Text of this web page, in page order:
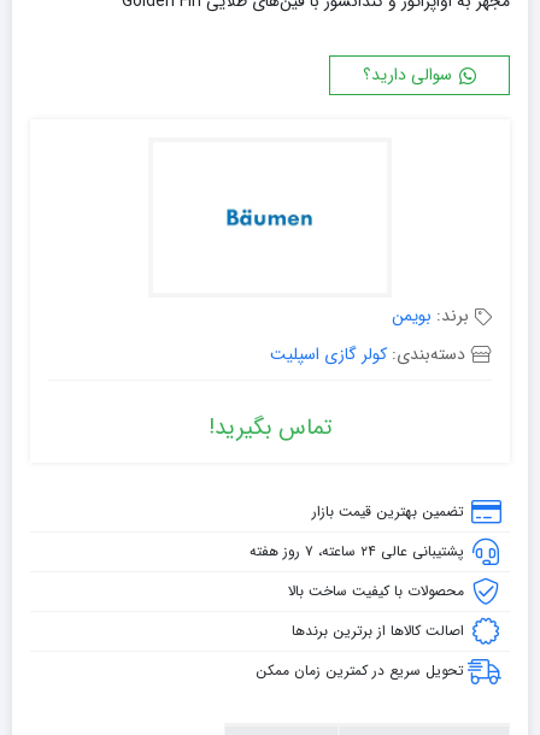
سوالی دارید؟
برند: بویمن
دسته‌بندی: کولر گازی اسپلیت
تماس بگیرید!
تضمین بهترین قیمت بازار
پشتیبانی عالی ۲۴ ساعته، ۷ روز هفته
محصولات با کیفیت ساخت بالا
اصالت کالاها از برترین برندها
تحویل سریع در کمترین زمان ممکن